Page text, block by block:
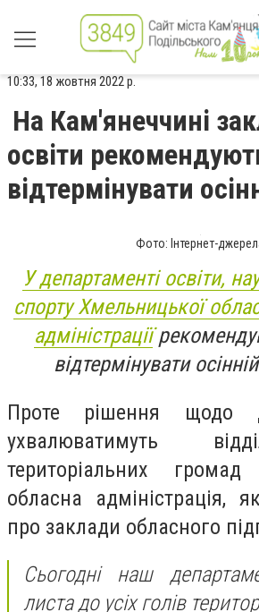
10:33, 18 жовтня 2022 р.
На Кам'янеччині
освіти
відтермінувати
Фото: Інтернет-
У департаменті освіти,
спорту Хмельницької
адміністрації
відтермінувати
Проте рішення щодо
ухвалюватимуть
територіальних
обласна адміністрація,
про заклади обласного
Сьогодні наш
листа до усіх голів